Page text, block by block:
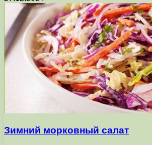
Зимний морковный салат